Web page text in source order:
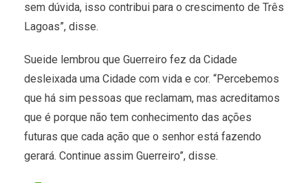
sem dúvida, isso contribui para o crescimento de Três
Lagoas”, disse.
Sueide lembrou que Guerreiro fez da Cidade
desleixada uma Cidade com vida e cor. “Percebemos
que há sim pessoas que reclamam, mas acreditamos
que é porque não tem conhecimento das ações
futuras que cada ação que o senhor está fazendo
gerará. Continue assim Guerreiro”, disse.